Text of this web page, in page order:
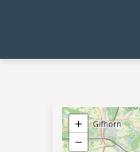
+
−